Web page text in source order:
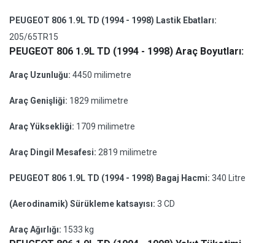
PEUGEOT 806 1.9L TD (1994 - 1998) Lastik Ebatları:
205/65TR15
PEUGEOT 806 1.9L TD (1994 - 1998) Araç Boyutları:
Araç Uzunluğu: 4450 milimetre
Araç Genişliği: 1829 milimetre
Araç Yüksekliği: 1709 milimetre
Araç Dingil Mesafesi: 2819 milimetre
PEUGEOT 806 1.9L TD (1994 - 1998) Bagaj Hacmi: 340 Litre
(Aerodinamik) Sürükleme katsayısı: 3 CD
Araç Ağırlığı: 1533 kg